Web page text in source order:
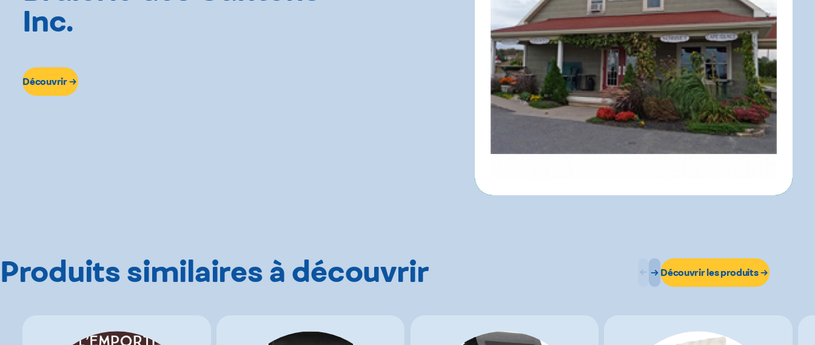
Inc.
Découvrir
Produits similaires à découvrir Découvrir les produits